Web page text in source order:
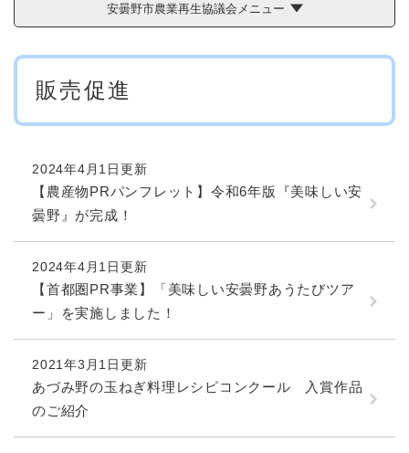
安曇野市農業再生協議会メニュー
本
販売促進
2024年4月1日更新
【農産物PRパンフレット】令和6年版『美味しい安
曇野』が完成！
2024年4月1日更新
【首都圏PR事業】「美味しい安曇野あうたびツア
ー」を実施しました！
2021年3月1日更新
あづみ野の玉ねぎ料理レシピコンクール 入賞作品
のご紹介